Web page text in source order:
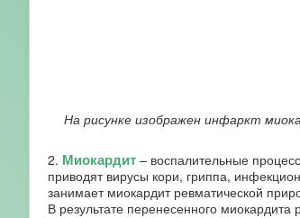
На рисунке изображен инфаркт
2. Миокардит– воспалительные
приводят вирусы кори, гриппа,
занимает миокардит ревматической
В результате перенесенного